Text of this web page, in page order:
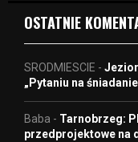
OSTATNIE
SRODMIESCIE -
„Pytaniu na
Baba - Tarnobrzeg:
przedprojektowe na